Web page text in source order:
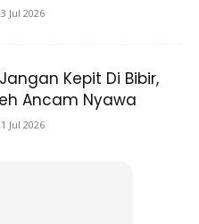
Jul 2026
Kepit Di Bibir,
Ancam Nyawa
Jul 2026